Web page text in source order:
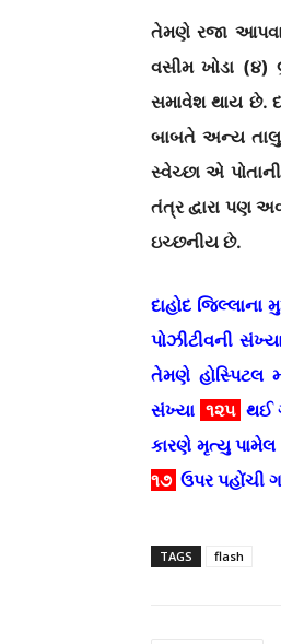
તેમણે રજા
વસીમ ખોડા (૪)
સમાવેશ થાય છે.
બાબતે અન્ય
સ્વેચ્છા એ
તંત્ર દ્વારા પણ
ઇચ્છનીય છે.
દાહોદ જિલ્લાના
પોઝીટીવની
તેમણે હોસ્પિટલ
સંખ્યા ૧૨૫ થઈ
કારણે મૃત્યુ
૧૭ ઉપર પહોંચી
TAGS flash